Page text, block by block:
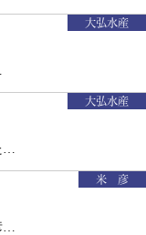
大弘水産
大弘水産
米 彦